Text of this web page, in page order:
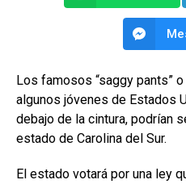
Los famosos “saggy pants”
algunos jóvenes de Estados
debajo de la cintura, podrían
estado de Carolina del Sur.
El estado votará por una ley